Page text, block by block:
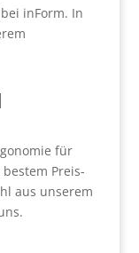
inForm. In
für
Preis-
aus unserem